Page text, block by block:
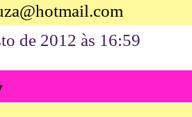
de 2012 às 16:59